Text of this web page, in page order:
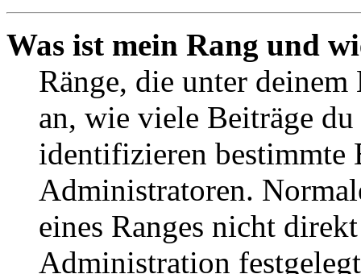
Was ist mein Rang und
Ränge, die unter deinem
an, wie viele Beiträge
identifizieren bestimmte
Administratoren.
eines Ranges nicht
Administration